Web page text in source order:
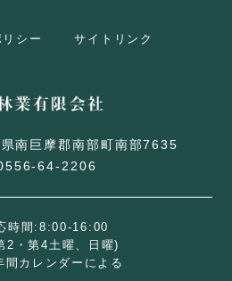
南巨摩郡南部町南部7635
64-2206
時間:8:00-16:00
2・第4土曜、日曜)
カレンダーによる
シー サイトリンク